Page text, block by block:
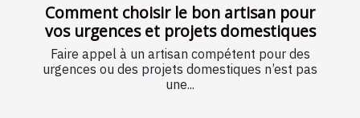
Comment choisir le bon artisan pour
vos urgences et projets domestiques
Faire appel à un artisan compétent pour des
urgences ou des projets domestiques n’est pas
une...